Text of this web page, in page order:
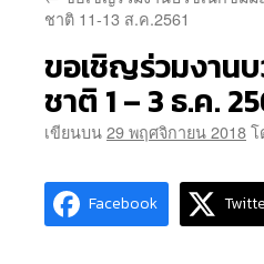
ชาติ 11-13 ส.ค.2561
ขอเชิญร่วมงาน
ชาติ 1 – 3 ธ.ค.
เขียนบน29 พฤศจิกายน 2018โ
Facebook